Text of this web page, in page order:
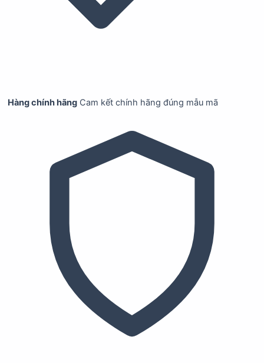
Hàng chính hãng Cam kết chính hãng đúng mẫu mã